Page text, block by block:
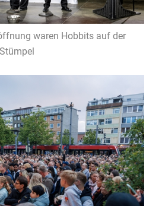
waren Hobbits auf der